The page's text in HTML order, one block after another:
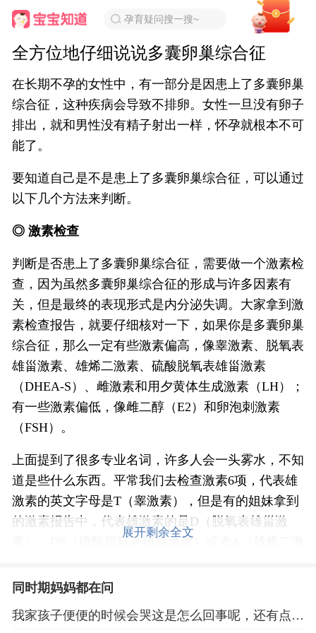
孕育疑问搜一搜~
全方位地仔细说说多囊卵巢综合征
在长期不孕的女性中，有一部分是因患上了多囊卵巢
综合征，这种疾病会导致不排卵。女性一旦没有卵子
排出，就和男性没有精子射出一样，怀孕就根本不可
能了。
要知道自己是不是患上了多囊卵巢综合征，可以通过
以下几个方法来判断。
◎ 激素检查
判断是否患上了多囊卵巢综合征，需要做一个激素检
查，因为虽然多囊卵巢综合征的形成与许多因素有
关，但是最终的表现形式是内分泌失调。大家拿到激
素检查报告，就要仔细核对一下，如果你是多囊卵巢
综合征，那么一定有些激素偏高，像睾激素、脱氧表
雄甾激素、雄烯二激素、硫酸脱氧表雄甾激素
（DHEA-S）、雌激素和用夕黄体生成激素（LH）；
有一些激素偏低，像雌二醇（E2）和卵泡刺激素
（FSH）。
上面提到了很多专业名词，许多人会一头雾水，不知
道是些什么东西。平常我们去检查激素6项，代表雄
激素的英文字母是T（睾激素），但是有的姐妹拿到
的激素报告中，代表雄激素的是D（脱氧表雄甾激
素）、DS（硫酸脱氧表雄甾激素）或者A（雄烯二激
你患有多囊卵巢综合征了，如果医生不怀疑你是多囊
目狗毯的。
展开剩余全文
同时期妈妈都在问
我家孩子便便的时候会哭这是怎么回事呢，还有点干